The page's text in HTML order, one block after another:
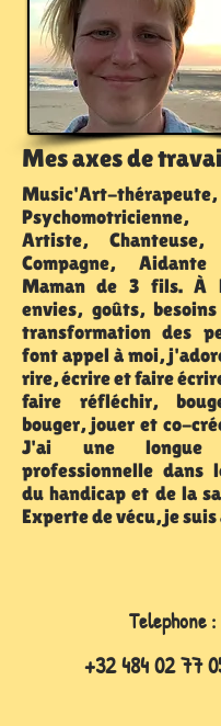
Mes axes de
Music'Art-
Psychomotricienne,
Artiste, Chanteuse,
Compagne,
Maman de 3 fils. À
envies, goûts,
transformation des
font appel à moi,
rire, écrire et faire
faire réfléchir,
bouger, jouer et co-
J'ai une longue
professionnelle dans
du handicap et de la
Experte de vécu, je
Telephone :
‭+32484 02 77